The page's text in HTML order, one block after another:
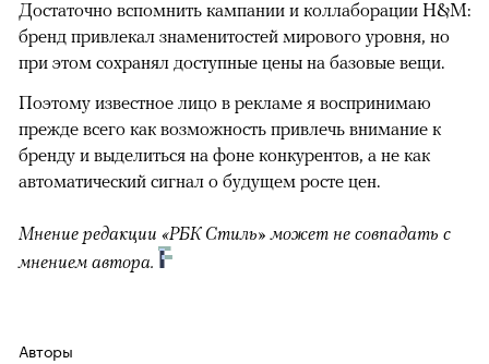
Достаточно вспомнить кампании и коллаборации H&M:
бренд привлекал знаменитостей мирового уровня, но
при этом сохранял доступные цены на базовые вещи.
Поэтому известное лицо в рекламе я воспринимаю
прежде всего как возможность привлечь внимание к
бренду и выделиться на фоне конкурентов, а не как
автоматический сигнал о будущем росте цен.
Мнение редакции «РБК Стиль» может не совпадать с
мнением автора.
Авторы